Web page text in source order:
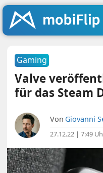
Gaming
Valve
für das Steam
Von Giovanni
27.12.22 | 7:49